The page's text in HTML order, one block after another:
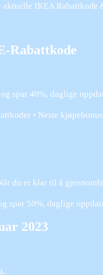
aktuelle IKEA
Rabattkode
spar 40%, daglige
• Neste
du er klar til å
spar 50%, daglige
2023